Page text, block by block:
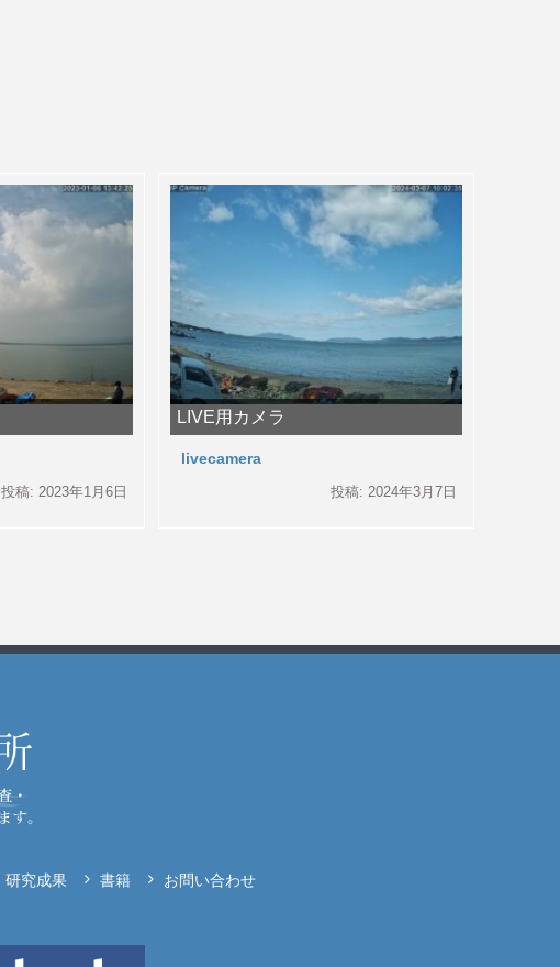
投稿: 2023年1月6日
LIVE用カメラ
livecamera
投稿: 2024年3月7日
研究成果 書籍 お問い合わせ